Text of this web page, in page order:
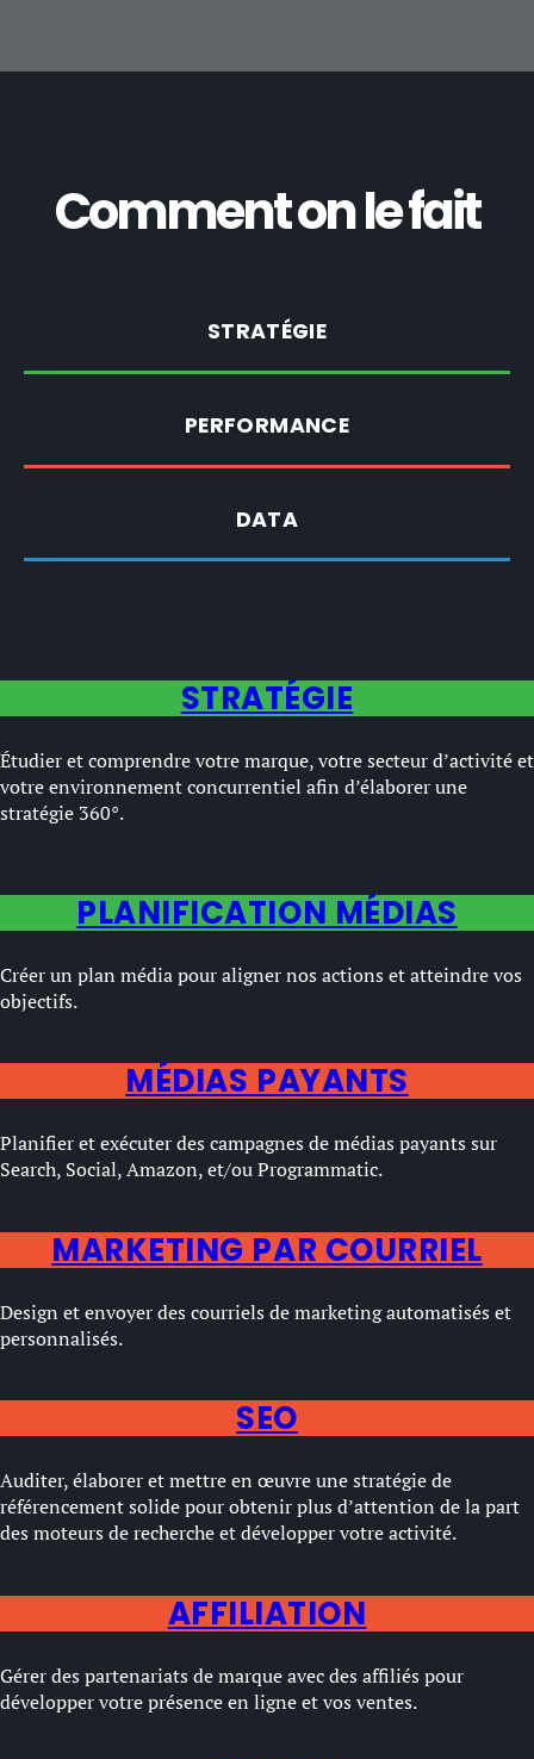
Comment on le fait
STRATÉGIE
PERFORMANCE
DATA
STRATÉGIE
Étudier et comprendre votre marque, votre secteur d’activité et
votre environnement concurrentiel afin d’élaborer une
stratégie 360°.
PLANIFICATION MÉDIAS
Créer un plan média pour aligner nos actions et atteindre vos
objectifs.
MÉDIAS PAYANTS
Planifier et exécuter des campagnes de médias payants sur
Search, Social, Amazon, et/ou Programmatic.
MARKETING PAR COURRIEL
Design et envoyer des courriels de marketing automatisés et
personnalisés.
SEO
Auditer, élaborer et mettre en œuvre une stratégie de
référencement solide pour obtenir plus d’attention de la part
des moteurs de recherche et développer votre activité.
AFFILIATION
Gérer des partenariats de marque avec des affiliés pour
développer votre présence en ligne et vos ventes.